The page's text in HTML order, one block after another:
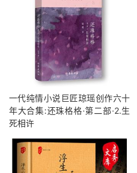
一代纯情小说巨匠琼瑶创作六十
年大合集:还珠格格·第二部·2.生
死相许